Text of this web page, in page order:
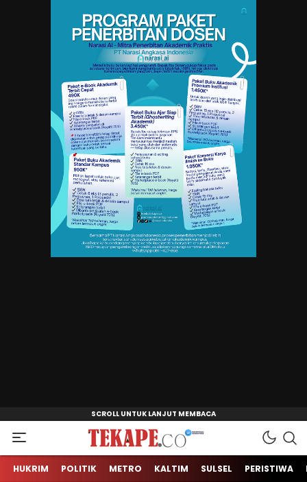
Tekape.co
Jendela Informasi Kita
HUKRIM POLITIK METRO KALTIM SULSEL PERISTIWA